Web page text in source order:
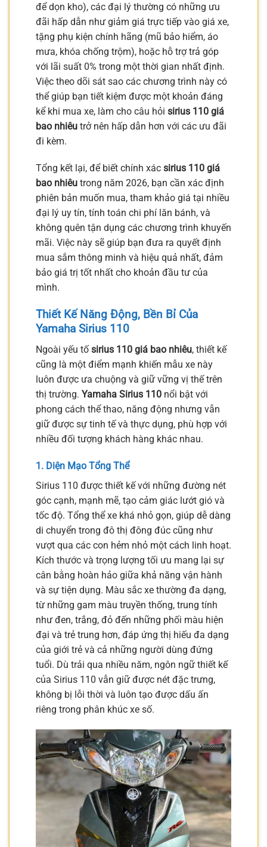
để dọn kho), các đại lý thường có những ưu
đãi hấp dẫn như giảm giá trực tiếp vào giá xe,
tặng phụ kiện chính hãng (mũ bảo hiểm, áo
mưa, khóa chống trộm), hoặc hỗ trợ trả góp
với lãi suất 0% trong một thời gian nhất định.
Việc theo dõi sát sao các chương trình này có
thể giúp bạn tiết kiệm được một khoản đáng
kể khi mua xe, làm cho câu hỏi sirius 110 giá
bao nhiêu trở nên hấp dẫn hơn với các ưu đãi
đi kèm.
Tổng kết lại, để biết chính xác sirius 110 giá
bao nhiêu trong năm 2026, bạn cần xác định
phiên bản muốn mua, tham khảo giá tại nhiều
đại lý uy tín, tính toán chi phí lăn bánh, và
không quên tận dụng các chương trình khuyến
mãi. Việc này sẽ giúp bạn đưa ra quyết định
mua sắm thông minh và hiệu quả nhất, đảm
bảo giá trị tốt nhất cho khoản đầu tư của
mình.
Thiết Kế Năng Động, Bền Bỉ Của
Yamaha Sirius 110
Ngoài yếu tốsirius 110 giá bao nhiêu, thiết kế
cũng là một điểm mạnh khiến mẫu xe này
luôn được ưa chuộng và giữ vững vị thế trên
thị trường. Yamaha Sirius 110 nổi bật với
phong cách thể thao, năng động nhưng vẫn
giữ được sự tinh tế và thực dụng, phù hợp với
nhiều đối tượng khách hàng khác nhau.
1. Diện Mạo Tổng Thể
Sirius 110 được thiết kế với những đường nét
góc cạnh, mạnh mẽ, tạo cảm giác lướt gió và
tốc độ. Tổng thể xe khá nhỏ gọn, giúp dễ dàng
di chuyển trong đô thị đông đúc cũng như
vượt qua các con hẻm nhỏ một cách linh hoạt.
Kích thước và trọng lượng tối ưu mang lại sự
cân bằng hoàn hảo giữa khả năng vận hành
và sự tiện dụng. Màu sắc xe thường đa dạng,
từ những gam màu truyền thống, trung tính
như đen, trắng, đỏ đến những phối màu hiện
đại và trẻ trung hơn, đáp ứng thị hiếu đa dạng
của giới trẻ và cả những người dùng đứng
tuổi. Dù trải qua nhiều năm, ngôn ngữ thiết kế
của Sirius 110 vẫn giữ được nét đặc trưng,
không bị lỗi thời và luôn tạo được dấu ấn
riêng trong phân khúc xe số.